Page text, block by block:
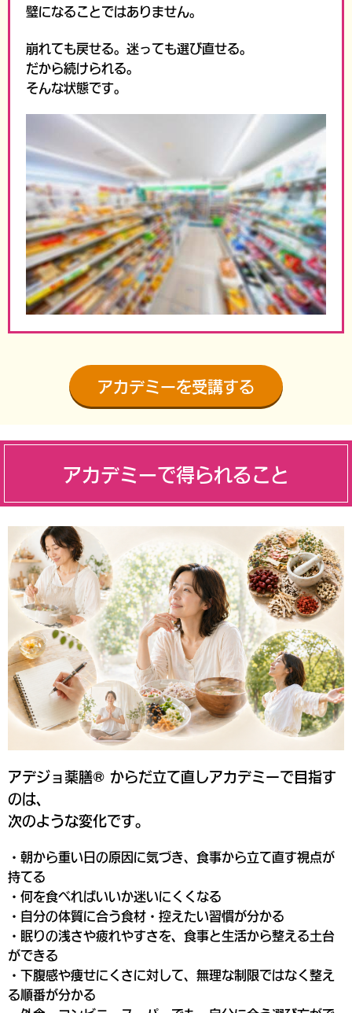
璧になることではありません。
崩れても戻せる。 迷っても選び直せる。
だから続けられる。
そんな状態です。
アカデミーを受講する
アカデミーで得られること
アデジョ薬膳® からだ立て直しアカデミーで目指す
のは、
次のような変化です。
・朝から重い日の原因に気づき、食事から立て直す視点が
持てる
・何を食べればいいか迷いにくくなる
・自分の体質に合う食材・控えたい習慣が分かる
・眠りの浅さや疲れやすさを、食事と生活から整える土台
ができる
・下腹感や痩せにくさに対して、無理な制限ではなく整え
る順番が分かる